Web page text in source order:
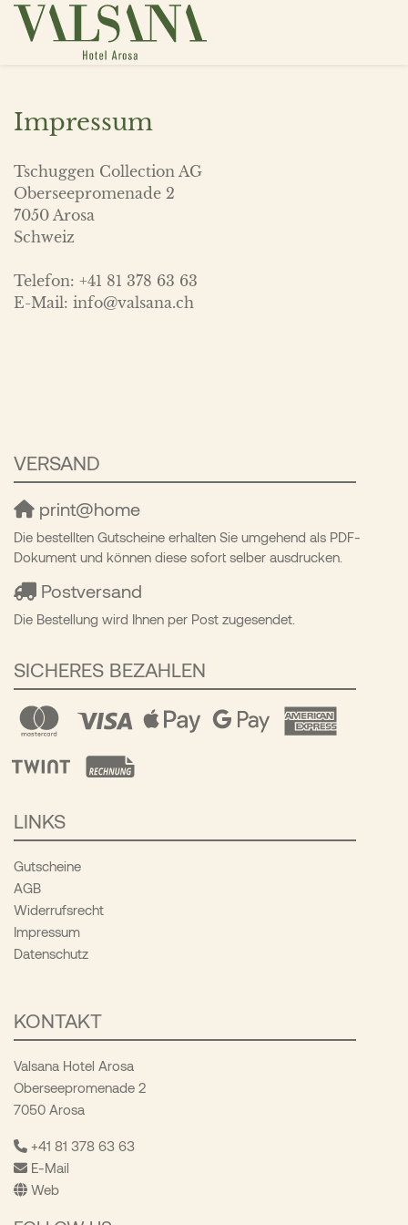
Impressum
Tschuggen Collection AG
Oberseepromenade 2
7050 Arosa
Schweiz
Telefon: +41 81 378 63 63
E-Mail: info@valsana.ch
VERSAND
print@home
Die bestellten Gutscheine erhalten Sie umgehend als PDF-
Dokument und können diese sofort selber ausdrucken.
Postversand
Die Bestellung wird Ihnen per Post zugesendet.
SICHERES BEZAHLEN
LINKS
Gutscheine
AGB
Widerrufsrecht
Impressum
Datenschutz
KONTAKT
Valsana Hotel Arosa
Oberseepromenade 2
7050 Arosa
+41 81 378 63 63
E-Mail
Web